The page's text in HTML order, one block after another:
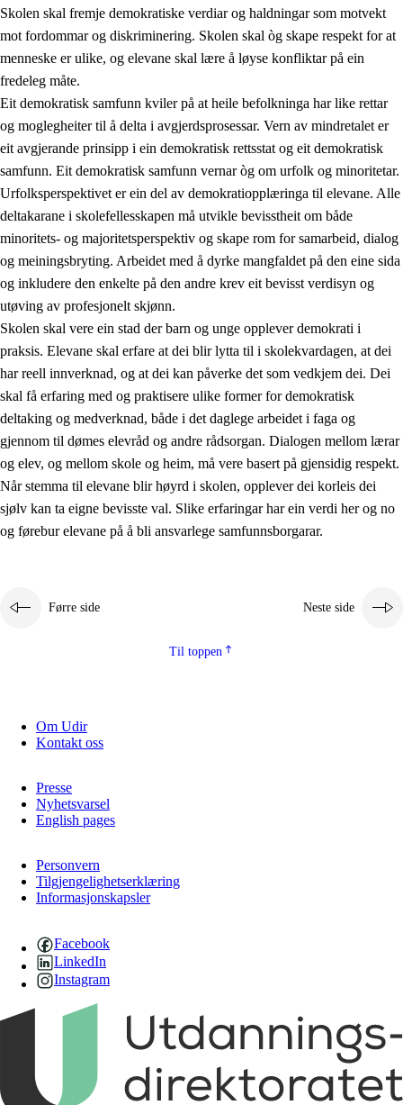
1.1 Menneskeverdet
1.2 Identitet og kulturelt mangfald
1.3 Kritisk tenking og etisk bevisstheit
1.4 Skaparglede, engasjement og utforskartrong
1.5 Respekt for naturen og miljøbevisstheit
Skolen skal fremje demokratiske verdiar og haldningar som motvekt
mot fordommar og diskriminering. Skolen skal òg skape respekt for at
menneske er ulike, og elevane skal lære å løyse konfliktar på ein
fredeleg måte.
Eit demokratisk samfunn kviler på at heile befolkninga har like rettar
og moglegheiter til å delta i avgjerdsprosessar. Vern av mindretalet er
eit avgjerande prinsipp i ein demokratisk rettsstat og eit demokratisk
samfunn. Eit demokratisk samfunn vernar òg om urfolk og minoritetar.
Urfolksperspektivet er ein del av demokratiopplæringa til elevane. Alle
deltakarane i skolefellesskapen må utvikle bevisstheit om både
minoritets- og majoritetsperspektiv og skape rom for samarbeid, dialog
og meiningsbryting. Arbeidet med å dyrke mangfaldet på den eine sida
og inkludere den enkelte på den andre krev eit bevisst verdisyn og
utøving av profesjonelt skjønn.
Skolen skal vere ein stad der barn og unge opplever demokrati i
praksis. Elevane skal erfare at dei blir lytta til i skolekvardagen, at dei
har reell innverknad, og at dei kan påverke det som vedkjem dei. Dei
skal få erfaring med og praktisere ulike former for demokratisk
deltaking og medverknad, både i det daglege arbeidet i faga og
gjennom til dømes elevråd og andre rådsorgan. Dialogen mellom lærar
og elev, og mellom skole og heim, må vere basert på gjensidig respekt.
Når stemma til elevane blir høyrd i skolen, opplever dei korleis dei
sjølv kan ta eigne bevisste val. Slike erfaringar har ein verdi her og no
og førebur elevane på å bli ansvarlege samfunnsborgarar.
Førre side Neste side
Til toppen
Om Udir
Kontakt oss
Presse
Nyhetsvarsel
English pages
Personvern
Tilgjengelighetserklæring
Informasjonskapsler
Facebook
LinkedIn
Instagram